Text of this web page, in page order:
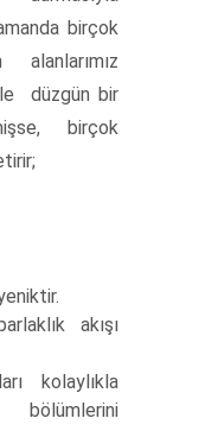
birçok
düzgün bir
birçok
akışı
kolaylıkla